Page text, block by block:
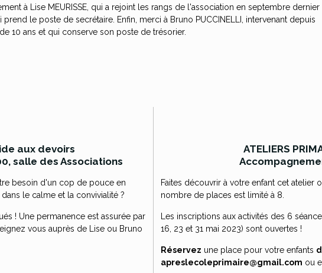
à Lise MEURISSE, qui a rejoint les rangs de l'association en septembre dernier
prend le poste de secrétaire. Enfin, merci à Bruno PUCCINELLI, intervenant depuis
10 ans et qui conserve son poste de trésorier.
aux devoirs
salle des Associations
besoin d'un cop de pouce en
le calme et la convivialité ?
! Une permanence est assurée par
vous auprès de Lise ou Bruno
ATELIERS
Faites découvrir à votre enfant cet atelier
nombre de places est limité à 8.
Les inscriptions aux activités des 6
16, 23 et 31 mai 2023) sont ouvertes !
Réservez une place pour votre enfants
apreslecoleprimaire@gmail.com ou